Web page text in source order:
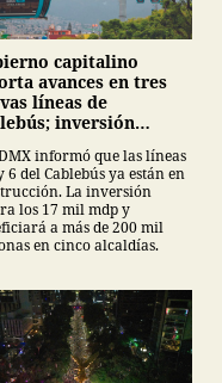
capitalino
avances en tres
líneas de
inversión
informó que las líneas
6 del Cablebús ya están en
La inversión
los 17 mil mdp y
a más de 200 mil
en cinco alcaldías.